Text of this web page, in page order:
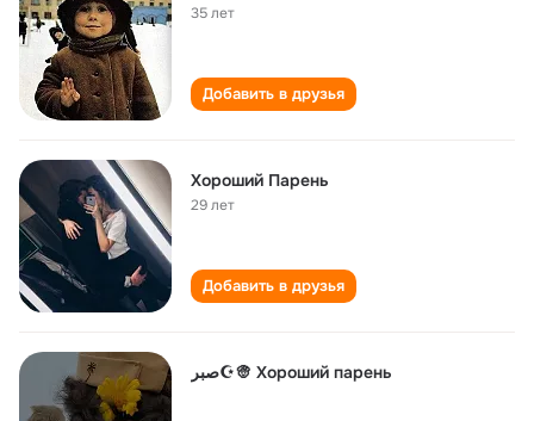
35 лет
Добавить в друзья
Хороший Парень
29 лет
Добавить в друзья
صبر☪️👳 Хороший парень